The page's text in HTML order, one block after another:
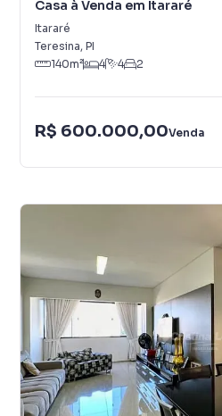
Casa à Venda em Itararé
Itararé
Teresina, PI
140m² 4 4 2
R$ 600.000,00Venda